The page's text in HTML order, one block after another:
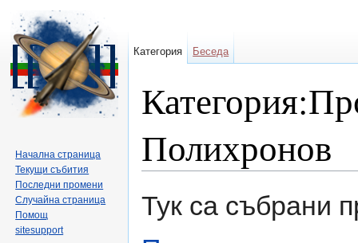
Полихронов
Тук са събрани
Категория Беседа
Начална страница
Текущи събития
Последни промени
Случайна страница
Помощ
sitesupport